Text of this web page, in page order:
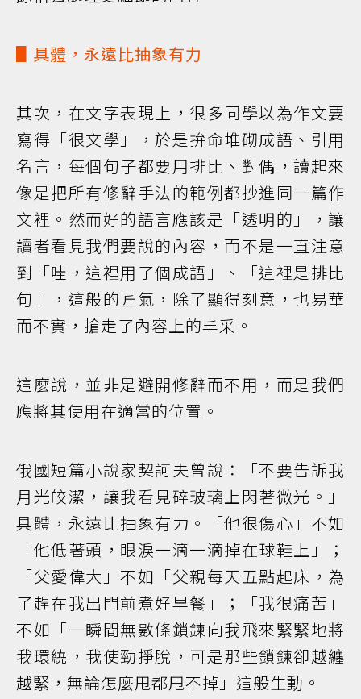
▋具體，永遠比抽象有力
其次，在文字表現上，很多同學以為作文要
寫得「很文學」，於是拚命堆砌成語、引用
名言，每個句子都要用排比、對偶，讀起來
像是把所有修辭手法的範例都抄進同一篇作
文裡。然而好的語言應該是「透明的」，讓
讀者看見我們要說的內容，而不是一直注意
到「哇，這裡用了個成語」、「這裡是排比
句」，這般的匠氣，除了顯得刻意，也易華
而不實，搶走了內容上的丰采。
這麼說，並非是避開修辭而不用，而是我們
應將其使用在適當的位置。
俄國短篇小說家契訶夫曾說：「不要告訴我
月光皎潔，讓我看見碎玻璃上閃著微光。」
具體，永遠比抽象有力。「他很傷心」不如
「他低著頭，眼淚一滴一滴掉在球鞋上」；
「父愛偉大」不如「父親每天五點起床，為
了趕在我出門前煮好早餐」；「我很痛苦」
不如「一瞬間無數條鎖鍊向我飛來緊緊地將
我環繞，我使勁掙脫，可是那些鎖鍊卻越纏
越緊，無論怎麼甩都甩不掉」這般生動。